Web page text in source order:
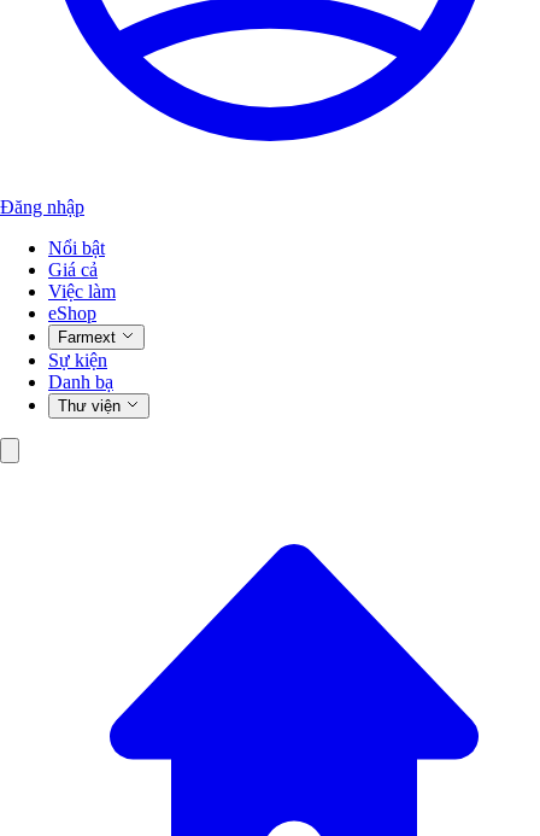
Đăng nhập
Nổi bật
Giá cả
Việc làm
eShop
Farmext
Sự kiện
Danh bạ
Thư viện